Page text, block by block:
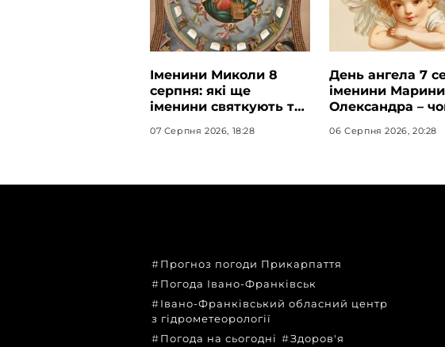
Іменини Миколи 8
серпня: які ще
іменини святкують та
народними
07 Серпня 2026, 18:28
День ангела 7
іменини
Олександра –
в сімейному колі
06 Серпня 2026, 20:28
Прогноз погоди Прикарпаття
Погода Івано-Франківськ
Івано-Франківський обласний центр
з гідрометеорології
Погода на сьогодні
Здоров'я